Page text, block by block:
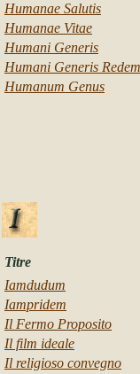
Humanae Salutis
Humanae Vitae
Humani Generis
Humani Generis
Humanum Genus
Titre
Iamdudum
Iampridem
Il Fermo Proposito
Il film ideale
Il religioso convegno